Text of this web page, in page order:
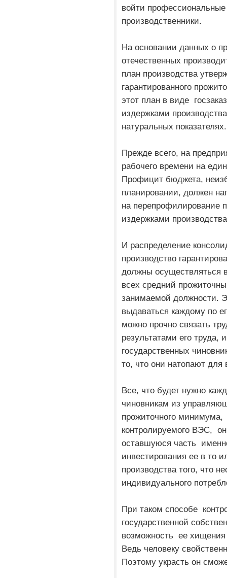
войти
производственники.
На основании данных о
отечественных
план производства
гарантированного
этот план в виде
издержками
натуральных показателях.
Прежде всего, на
рабочего времени на
Профицит бюджета,
планировании, должен
на перепрофилирование
издержками
И распределение
производство
должны осуществляться
всех средний
занимаемой должности.
выдаваться каждому по
можно прочно связать
результатами его
государственных
то, что они натопают
Все, что будет нужно
чиновникам из
прожиточного
контролируемого ВЭС,
оставшуюся часть
инвестирования ее в то
производства того, что
индивидуального
При таком способе
государственной
возможность ее хищения
Ведь человеку
Поэтому украсть он